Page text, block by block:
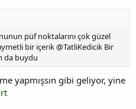
püf noktalarını çok güzel
bir içerik @TatliKedicik Bir
da buydu
yapmışsın gibi geliyor, yine